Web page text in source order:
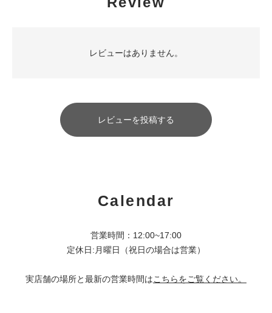
レビューはありません。
レビューを投稿する
Calendar
営業時間：12:00~17:00
定休日:月曜日（祝日の場合は営業）
実店舗の場所と最新の営業時間はこちらをご覧ください。